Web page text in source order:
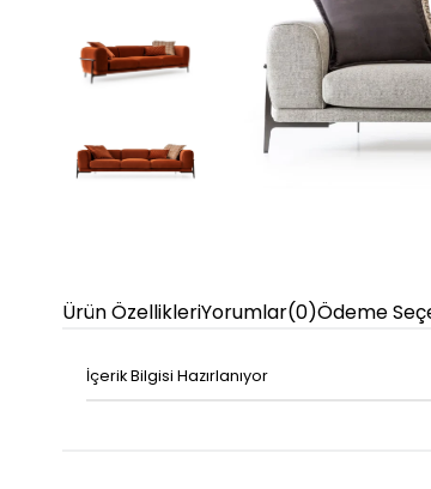
Ürün ÖzellikleriYorumlar(0)Ödeme
İçerik Bilgisi Hazırlanıyor